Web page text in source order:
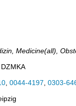
Medicine(all),
DZMKA
, 0044-4197, 0303-